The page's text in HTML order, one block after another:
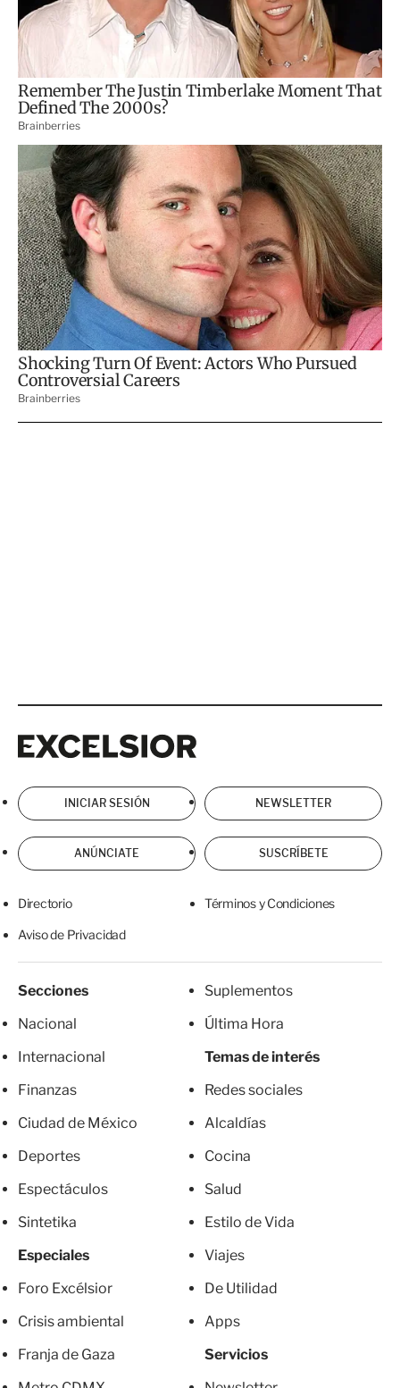
INICIAR SESIÓN NEWSLETTER
ANÚNCIATE SUSCRÍBETE
Directorio Términos y Condiciones
Aviso de Privacidad
Secciones
Nacional
Internacional
Finanzas
Ciudad de México
Deportes
Espectáculos
Sintetika
Especiales
Foro Excélsior
Crisis ambiental
Franja de Gaza
Suplementos
Última Hora
Temas de interés
Redes sociales
Alcaldías
Cocina
Salud
Estilo de Vida
Viajes
De Utilidad
Apps
Servicios